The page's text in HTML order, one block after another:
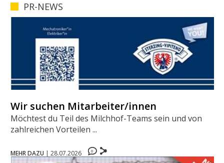
PR-NEWS
Wir suchen Mitarbeiter/innen
Möchtest du Teil des Milchhof-Teams sein und von
zahlreichen Vorteilen ...
MEHR DAZU | 28.07.2026 0